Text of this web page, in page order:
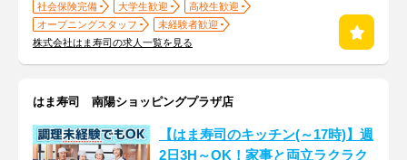
社会保険完備 大学生歓迎
高校生歓迎
オープニングスタッフ
未経験者歓迎
株式会社はま寿司の求人一覧を見る
はま寿司 南陽ショッピングプラザ店
【はま寿司のキッチン(～17時)】週
2日3H～OK！家事と両立ラクラク